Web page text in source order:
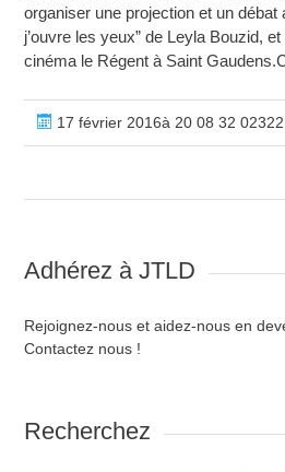
organiser une projection et un débat
j’ouvre les yeux” de Leyla Bouzid,
cinéma le Régent à Saint
17 février 2016à 20 08 32 02322
Adhérez à JTLD
Rejoignez-nous et aidez-nous en
Contactez nous !
Recherchez